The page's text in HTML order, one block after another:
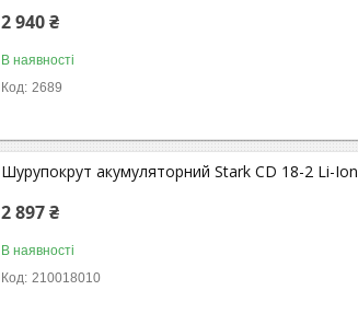
2 940 ₴
В наявності
2689
Шурупокрут акумуляторний Stark CD 18-2 Li-Ion
2 897 ₴
В наявності
210018010